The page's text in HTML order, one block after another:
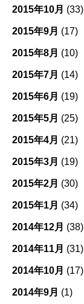
2015年10月 (33)
2015年9月 (17)
2015年8月 (10)
2015年7月 (14)
2015年6月 (19)
2015年5月 (25)
2015年4月 (21)
2015年3月 (19)
2015年2月 (30)
2015年1月 (34)
2014年12月 (38)
2014年11月 (31)
2014年10月 (17)
2014年9月 (1)